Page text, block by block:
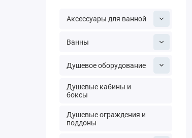
Аксессуары для ванной
Ванны
Душевое оборудование
Душевые кабины и
боксы
Душевые ограждения и
поддоны